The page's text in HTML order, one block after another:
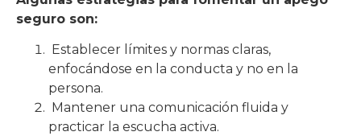
seguro son:
Establecer límites y normas claras,
enfocándose en la conducta y no en la
persona.
Mantener una comunicación fluida y
practicar la escucha activa.